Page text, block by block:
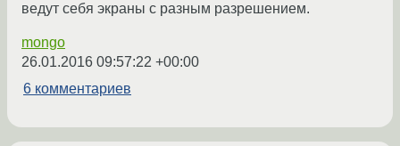
ведут себя экраны с разным разрешением.
mongo
26.01.2016 09:57:22 +00:00
6 комментариев